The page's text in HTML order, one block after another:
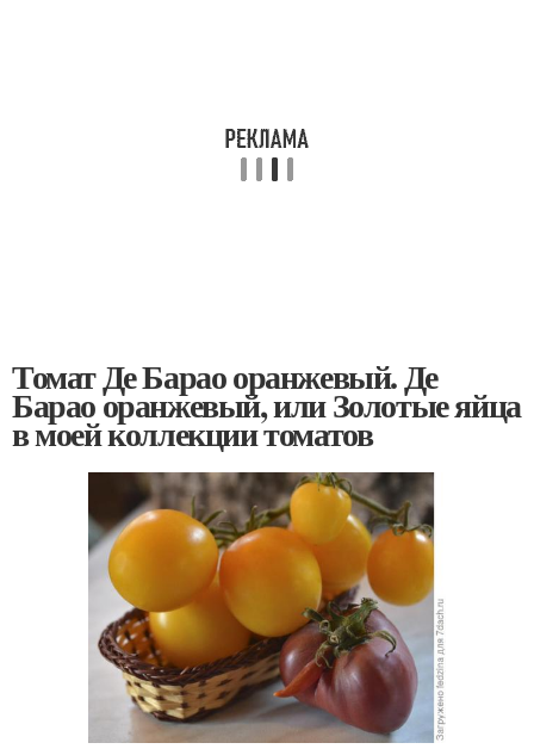
Томат Де Барао оранжевый. Де
Барао оранжевый, или Золотые яйца
в моей коллекции томатов